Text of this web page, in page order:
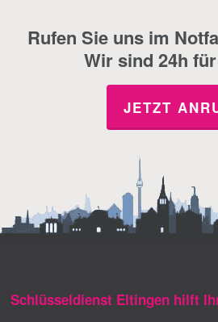
Rufen Sie uns im
Wir sind 24h
JETZT
Schlüsseldienst Eltingen hilft